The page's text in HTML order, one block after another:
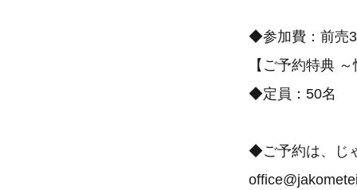
◆参加費：前売
【ご予約特典
◆定員：50名
◆ご予約は、じ